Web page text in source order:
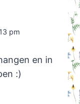
pm
en in
:)